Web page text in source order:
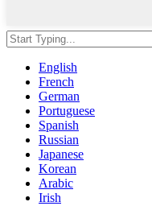
English
French
German
Portuguese
Spanish
Russian
Japanese
Korean
Arabic
Irish